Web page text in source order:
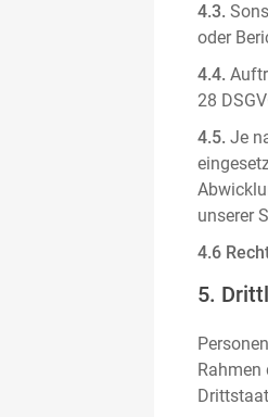
4.3.
oder
4.4.
28
4.5. Je
unserer
4.6
5.
Rahmen